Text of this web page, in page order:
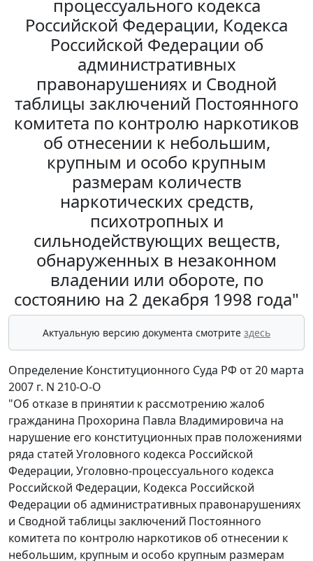
процессуального кодекса
Российской Федерации, Кодекса
Российской Федерации об
административных
правонарушениях и Сводной
таблицы заключений Постоянного
комитета по контролю наркотиков
об отнесении к небольшим,
крупным и особо крупным
размерам количеств
наркотических средств,
психотропных и
сильнодействующих веществ,
обнаруженных в незаконном
владении или обороте, по
состоянию на 2 декабря 1998 года"
Актуальную версию документа смотрите здесь
Определение Конституционного Суда РФ от 20 марта
2007 г. N 210-О-О
"Об отказе в принятии к рассмотрению жалоб
гражданина Прохорина Павла Владимировича на
нарушение его конституционных прав положениями
ряда статей Уголовного кодекса Российской
Федерации, Уголовно-процессуального кодекса
Российской Федерации, Кодекса Российской
Федерации об административных правонарушениях
и Сводной таблицы заключений Постоянного
комитета по контролю наркотиков об отнесении к
небольшим, крупным и особо крупным размерам